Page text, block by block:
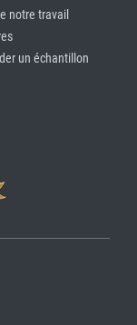
notre travail
un échantillon